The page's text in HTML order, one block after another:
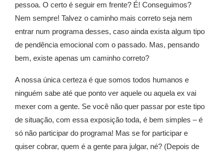
pessoa. O certo é seguir em frente? É! Conseguimos?
Nem sempre! Talvez o caminho mais correto seja nem
entrar num programa desses, caso ainda exista algum tipo
de pendência emocional com o passado. Mas, pensando
bem, existe apenas um caminho correto?
A nossa única certeza é que somos todos humanos e
ninguém sabe até que ponto ver aquele ou aquela ex vai
mexer com a gente. Se você não quer passar por este tipo
de situação, com essa exposição toda, é bem simples – é
só não participar do programa! Mas se for participar e
quiser cobrar, quem é a gente para julgar, né? (Depois de